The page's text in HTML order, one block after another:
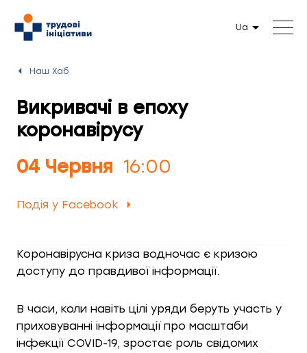
Ua
Наш Хаб
Викривачі в епоху
коронавірусу
04 Червня 16:00
Подія у Facebook
Коронавірусна криза водночас є кризою
доступу до правдивої інформації.
В часи, коли навіть цілі уряди беруть участь у
приховуванні інформації про масштаби
інфекції COVID-19, зростає роль свідомих